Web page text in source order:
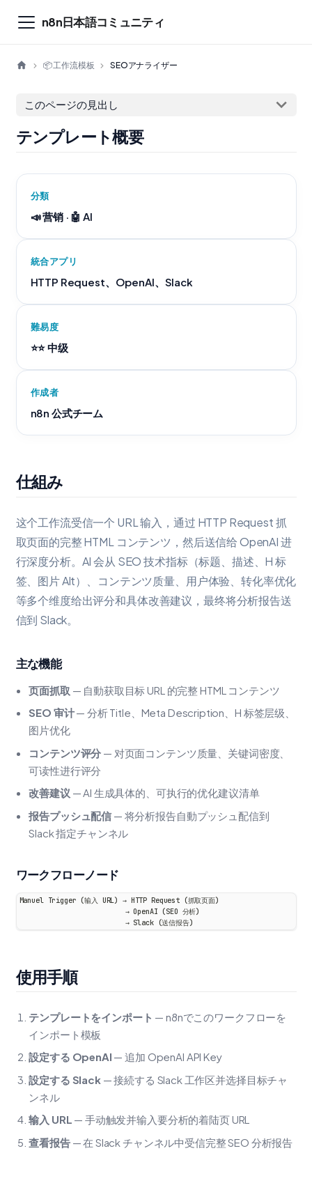
n8n日本語コミュニティ
📦 工作流模板 SEOアナライザー
このページの見出し
テンプレート概要
分類
📣 营销 · 🤖 AI
統合アプリ
HTTP Request、OpenAI、Slack
難易度
⭐⭐ 中级
作成者
n8n 公式チーム
仕組み
这个工作流受信一个 URL 输入，通过 HTTP Request 抓
取页面的完整 HTML コンテンツ，然后送信给 OpenAI 进
行深度分析。AI 会从 SEO 技术指标（标题、描述、H 标
签、图片 Alt）、コンテンツ质量、用户体验、转化率优化
等多个维度给出评分和具体改善建议，最终将分析报告送
信到 Slack。
主な機能
页面抓取 — 自動获取目标 URL 的完整 HTML コンテンツ
SEO 审计— 分析 Title、Meta Description、H 标签层级、
图片优化
コンテンツ评分 — 对页面コンテンツ质量、关键词密度、
可读性进行评分
改善建议 — AI 生成具体的、可执行的优化建议清单
报告プッシュ配信 — 将分析报告自動プッシュ配信到
Slack 指定チャンネル
ワークフローノード
Manuel Trigger (输入 URL) → HTTP Request (抓取页面)
                          → OpenAI (SEO 分析)
                          → Slack (送信报告)
使用手順
テンプレートをインポート — n8nでこのワークフローを
インポート模板
設定する OpenAI — 追加 OpenAI API Key
設定する Slack— 接続する Slack 工作区并选择目标チャ
ンネル
输入 URL — 手动触发并输入要分析的着陆页 URL
查看报告— 在 Slack チャンネル中受信完整 SEO 分析报告